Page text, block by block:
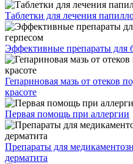
Таблетки для лечения
Эффективные препараты для
Гепариновая мазь от отеков
красоте
Первая помощь при аллергии
Препараты для
дерматита